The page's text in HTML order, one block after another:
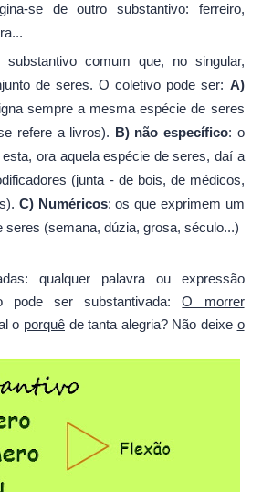
se de outro substantivo: ferreiro,
comum que, no singular,
de seres. O coletivo pode ser: A)
sempre a mesma espécie de seres
refere a livros). B) não específico: o
ora aquela espécie de seres, daí a
(junta - de bois, de médicos,
C) Numéricos: os que exprimem um
seres (semana, dúzia, grosa, século...)
qualquer palavra ou expressão
pode ser substantivada:O morrer
o porquê de tanta alegria? Não deixe o